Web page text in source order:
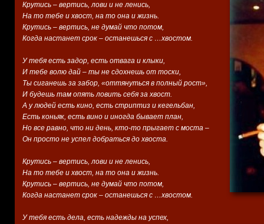
Крутись – вертись, лови и не ленись,
На то тебе и хвост, на то она и жизнь.
Крутись – вертись, не думай что потом,
Когда настанет срок – останешься с …хвостом.
У тебя есть задор, есть отвага и клыки,
И тебе волю дай – ты не сдохнешь от тоски,
Ты сиганешь за забор, «оттянуться в полный рост»,
И будешь там опять ловить себя за хвост.
А у людей есть кино, есть стриптиз и кегельбан,
Есть коньяк, есть вино и иногда бывает план,
Но все равно, что ни день, кто-то прыгает с моста –
Он просто не успел добраться до хвоста.
Крутись – вертись, лови и не ленись,
На то тебе и хвост, на то она и жизнь.
Крутись – вертись, не думай что потом,
Когда настанет срок – останешься с …хвостом.
У тебя есть дела, есть надежды на успех,